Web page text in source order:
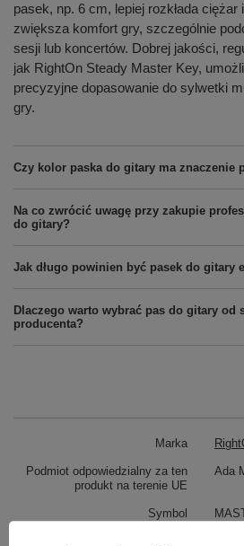
pasek, np. 6 cm, lepiej rozkłada ciężar
zwiększa komfort gry, szczególnie
sesji lub koncertów. Dobrej jakości,
jak RightOn Steady Master Key,
precyzyjne dopasowanie do sylwetki
gry.
Czy kolor paska do gitary ma znaczenie
Na co zwrócić uwagę przy zakupie
do gitary?
Jak długo powinien być pasek do gitary
Dlaczego warto wybrać pas do gitary od
producenta?
Marka
Podmiot odpowiedzialny za ten
produkt na terenie UE
Ada
Symbol